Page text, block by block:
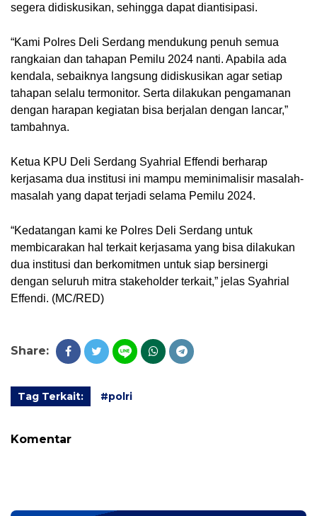
segera didiskusikan, sehingga dapat diantisipasi.
“Kami Polres Deli Serdang mendukung penuh semua
rangkaian dan tahapan Pemilu 2024 nanti. Apabila ada
kendala, sebaiknya langsung didiskusikan agar setiap
tahapan selalu termonitor. Serta dilakukan pengamanan
dengan harapan kegiatan bisa berjalan dengan lancar,”
tambahnya.
Ketua KPU Deli Serdang Syahrial Effendi berharap
kerjasama dua institusi ini mampu meminimalisir masalah-
masalah yang dapat terjadi selama Pemilu 2024.
“Kedatangan kami ke Polres Deli Serdang untuk
membicarakan hal terkait kerjasama yang bisa dilakukan
dua institusi dan berkomitmen untuk siap bersinergi
dengan seluruh mitra stakeholder terkait,” jelas Syahrial
Effendi. (MC/RED)
Share:
Tag Terkait: #polri
Komentar